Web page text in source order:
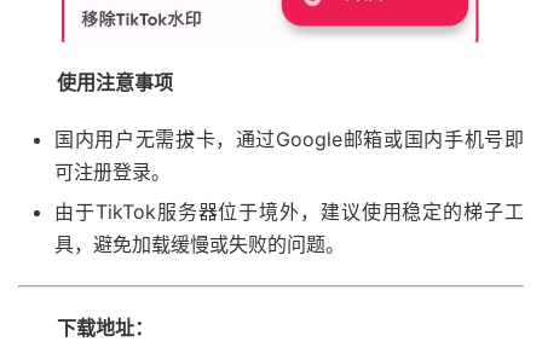
使用注意事项
国内用户无需拔卡，通过Google邮箱或国内手机号即
可注册登录。
由于TikTok服务器位于境外，建议使用稳定的梯子工
具，避免加载缓慢或失败的问题。
下载地址：